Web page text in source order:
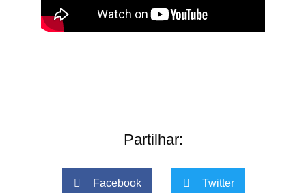
Partilhar:
Facebook Twitter